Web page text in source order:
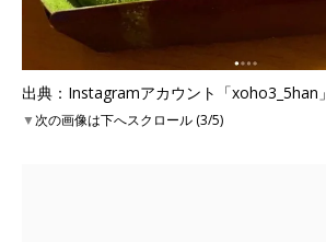
出典：Instagramアカウント「xoho3_5han」
▼次の画像は下へスクロール (3/5)